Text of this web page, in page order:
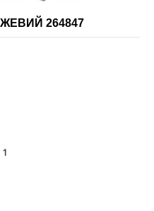
264847
1